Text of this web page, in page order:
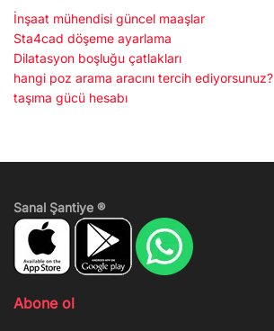
İnşaat mühendisi güncel maaşlar
Sta4cad döşeme ayarlama
Dilatasyon boşluğu çatlakları
hangi poz arama aracını tercih ediyorsunuz?
taşıma gücü hesabı
Sanal Şantiye ®
Abone ol